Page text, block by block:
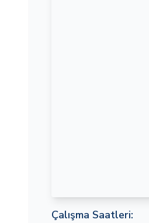
Çalışma Saatleri: